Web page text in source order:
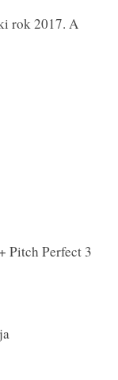
rok 2017. A
Pitch Perfect 3